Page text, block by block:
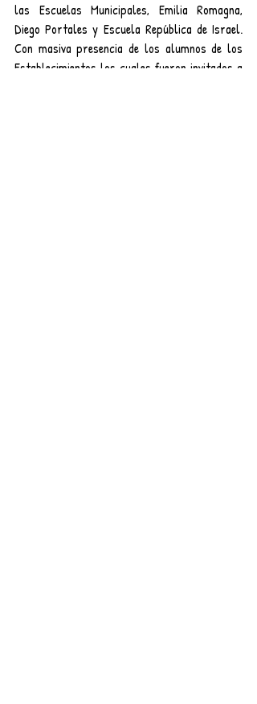
las Escuelas Municipales, Emilia Romagna,
Diego Portales y Escuela República de Israel.
Con masiva presencia de los alumnos de los
Establecimientos los cuales fueron invitados a